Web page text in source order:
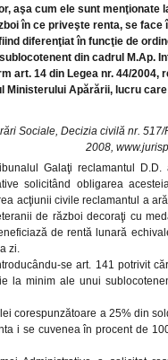
aşa cum ele sunt menţionate
în ce priveşte renta, se face
diferenţiat în funcţie de
din cadrul M.Ap.
art. 14 din Legea nr. 44/2004,
Ministerului Apărării, lucru
Sociale, Decizia civilă nr.
2008,
Galaţi reclamantul D.D.
solicitând obligarea
acţiunii civile reclamantul a
de război decoraţi cu
de rentă lunară
zi.
se art. 141 potrivit
la minim ale unui
corespunzătoare a 25% din
i se cuvenea în procent de